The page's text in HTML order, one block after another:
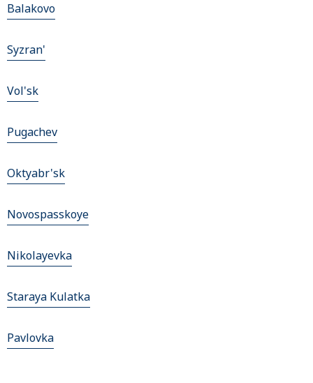
Balakovo
Syzran'
Vol'sk
Pugachev
Oktyabr'sk
Novospasskoye
Nikolayevka
Staraya Kulatka
Pavlovka